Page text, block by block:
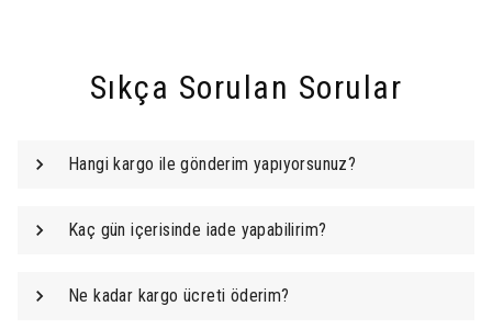
Sıkça Sorulan Sorular
Hangi kargo ile gönderim yapıyorsunuz?
Kaç gün içerisinde iade yapabilirim?
Ne kadar kargo ücreti öderim?